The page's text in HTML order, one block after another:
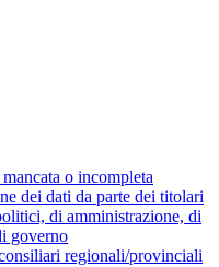
o incompleta
dei dati da parte dei titolari
di amministrazione, di
governo
regionali/provinciali